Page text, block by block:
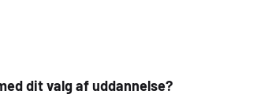
dit valg af uddannelse?